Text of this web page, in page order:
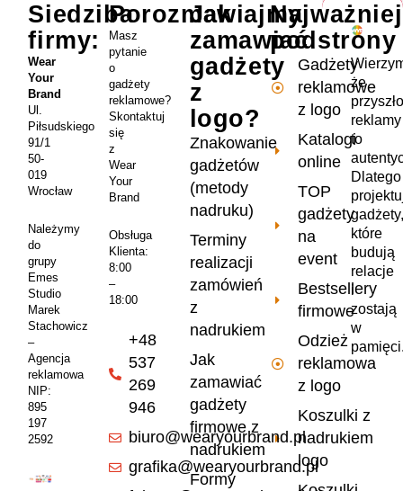
że
reklamy
to
Dlatego
gadżety,
które
budują
relacje
i
zostają
w
podstrony
Gadżety
reklamowe
z logo
Katalogi
online
TOP
gadżety
na
event
Bestsellery
firmowe
Odzież
reklamowa
z logo
Koszulki z
nadrukiem
logo
Jak
zamawiać
gadżety
z
logo?
Znakowanie
gadżetów
(metody
nadruku)
Terminy
realizacji
zamówień
z
nadrukiem
Jak
zamawiać
gadżety
firmowe z
nadrukiem
Formy
Porozmawiajmy
Masz
pytanie
o
gadżety
reklamowe?
Skontaktuj
się
z
Wear
Your
Brand
Obsługa
Klienta:
8:00
–
18:00
+48
537
269
946
biuro@wearyourbrand.pl
grafika@wearyourbrand.pl
Siedziba
firmy:
Wear
Your
Brand
Ul.
Piłsudskiego
91/1
50-
019
Wrocław
Należymy
do
grupy
Emes
Studio
Marek
Stachowicz
–
Agencja
reklamowa
NIP:
895
197
2592